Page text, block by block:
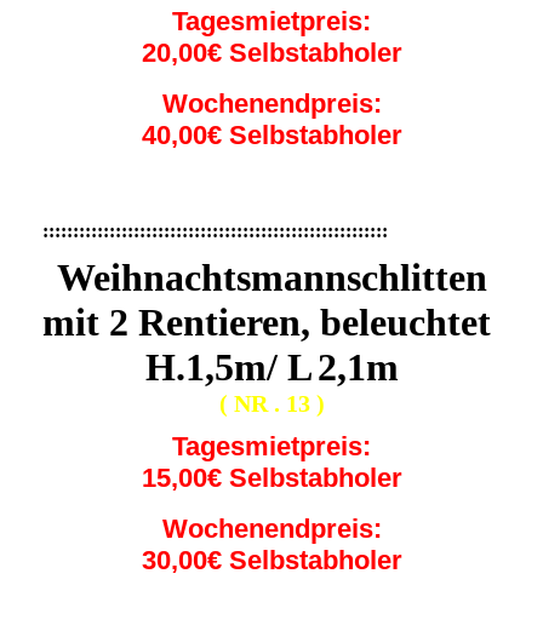
Tagesmietpreis:
20,00€ Selbstabholer
Wochenendpreis:
40,00€ Selbstabholer
:::::::::::::::::::::::::::::::::::::::::::::::::::::::::
Weihnachtsmannschlitten
mit 2 Rentieren, beleuchtet
H.1,5m/ L2,1m
( NR . 13 )
Tagesmietpreis:
15,00€ Selbstabholer
Wochenendpreis:
30,00€ Selbstabholer